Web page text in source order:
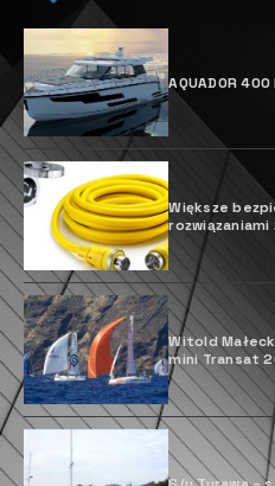
AQUADOR
Większe
rozwiązaniami
Witold
mini Transat